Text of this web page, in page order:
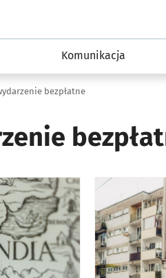
Komunikacja
bezpłatne